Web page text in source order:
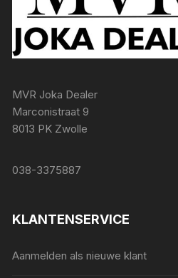
MVR Joka Dealer
Marconistraat 9
8013 PK Zwolle
038-3375887
KLANTENSERVICE
Aanmelden als nieuwe klant